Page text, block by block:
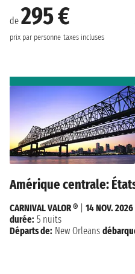
de 295 €
prix par personne taxes incluses
Amérique centrale:
CARNIVAL VALOR ®
14 NOV. 2026
durée: 5 nuits
Départs de: New Orleans